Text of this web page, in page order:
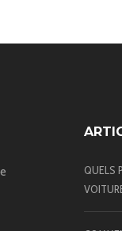
QUELS